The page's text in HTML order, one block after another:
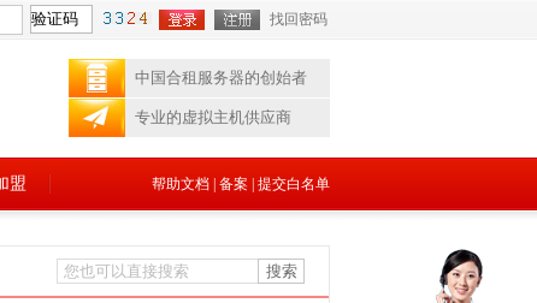
找回密码
中国合租服务器的创始者
专业的虚拟主机供应商
盟 帮助文档 备案 提交白名单